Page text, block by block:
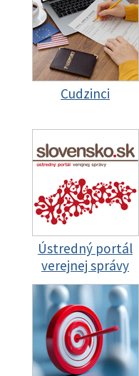
Cudzinci
Ústredný portál
verejnej správy